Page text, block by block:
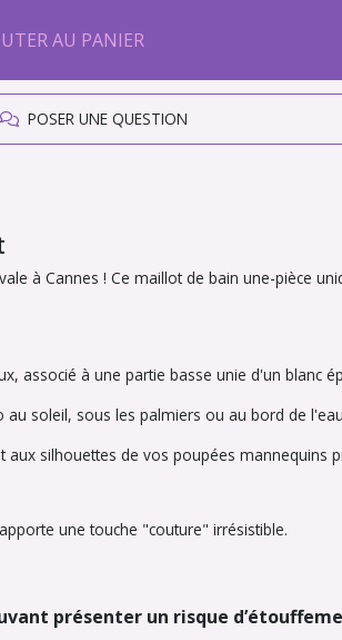
AU PANIER
POSER UNE QUESTION
à Cannes ! Ce maillot de bain une-pièce
associé à une partie basse unie d'un blanc
soleil, sous les palmiers ou au bord de
silhouettes de vos poupées mannequins
une touche "couture" irrésistible.
présenter un risque